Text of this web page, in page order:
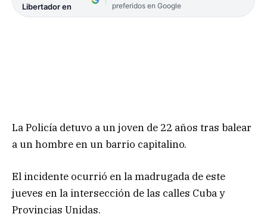
Libertador en
preferidos en Google
La Policía detuvo a un joven de 22 años tras balear
a un hombre en un barrio capitalino.
El incidente ocurrió en la madrugada de este
jueves en la intersección de las calles Cuba y
Provincias Unidas.